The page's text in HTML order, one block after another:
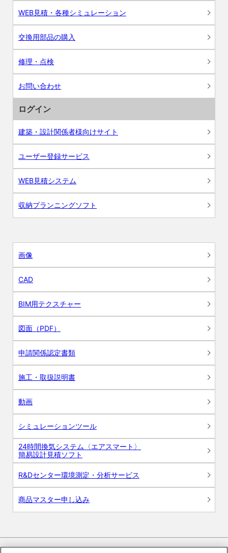
WEB見積・各種シミュレーション
交換用部品の購入
修理・点検
お問い合わせ
ログイン
建築・設計関係者様向けサイト
ユーザー登録サービス
WEB見積システム
収納プランニングソフト
画像
CAD
BIM用テクスチャー
図面（PDF）
申請関係認定書類
施工・取扱説明書
動画
シミュレーションツール
24時間換気システム〈エアスマート〉
簡易設計見積ソフト
R&Dセンター環境測定・分析サービス
商品マスター申し込み